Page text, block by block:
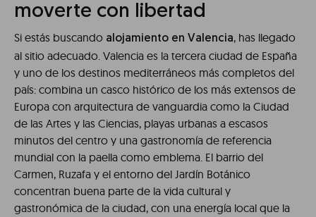
moverte con libertad
Si estás buscando alojamiento en Valencia, has llegado
al sitio adecuado. Valencia es la tercera ciudad de España
y uno de los destinos mediterráneos más completos del
país: combina un casco histórico de los más extensos de
Europa con arquitectura de vanguardia como la Ciudad
de las Artes y las Ciencias, playas urbanas a escasos
minutos del centro y una gastronomía de referencia
mundial con la paella como emblema. El barrio del
Carmen, Ruzafa y el entorno del Jardín Botánico
concentran buena parte de la vida cultural y
gastronómica de la ciudad, con una energía local que la